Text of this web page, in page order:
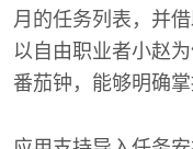
月的任务列表，并
以自由职业者小赵
番茄钟，能够明确